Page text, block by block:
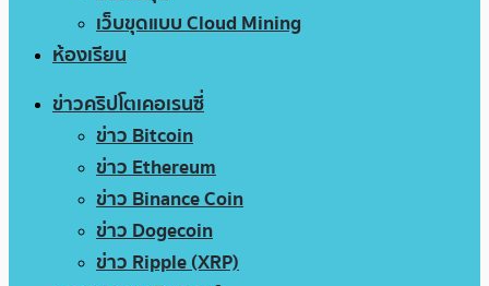
เว็บขุดแบบ Cloud Mining
ห้องเรียน
ข่าวคริปโตเคอเรนซี่
ข่าว Bitcoin
ข่าว Ethereum
ข่าว Binance Coin
ข่าว Dogecoin
ข่าว Ripple (XRP)